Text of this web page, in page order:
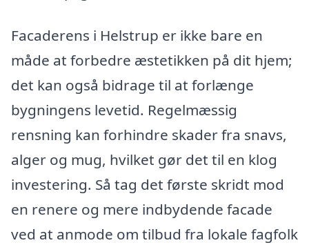
Facaderens i Helstrup er ikke bare en
måde at forbedre æstetikken på dit hjem;
det kan også bidrage til at forlænge
bygningens levetid. Regelmæssig
rensning kan forhindre skader fra snavs,
alger og mug, hvilket gør det til en klog
investering. Så tag det første skridt mod
en renere og mere indbydende facade
ved at anmode om tilbud fra lokale fagfolk